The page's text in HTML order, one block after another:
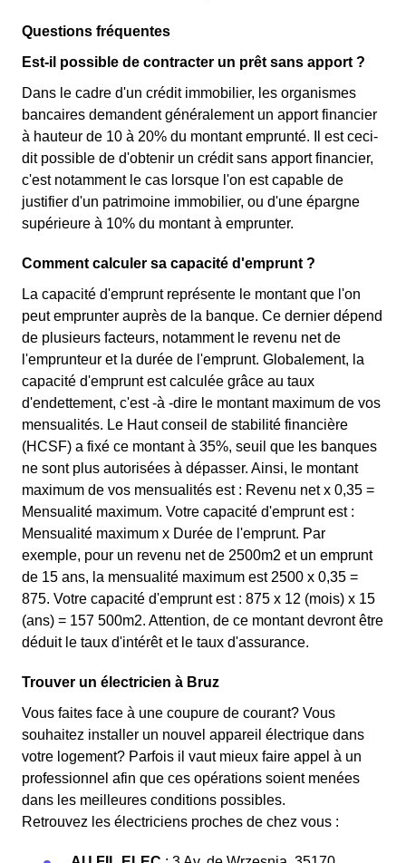
Questions fréquentes
Est-il possible de contracter un prêt sans apport ?
Dans le cadre d'un crédit immobilier, les organismes
bancaires demandent généralement un apport financier
à hauteur de 10 à 20% du montant emprunté. Il est ceci-
dit possible de d'obtenir un crédit sans apport financier,
c'est notamment le cas lorsque l'on est capable de
justifier d'un patrimoine immobilier, ou d'une épargne
supérieure à 10% du montant à emprunter.
Comment calculer sa capacité d'emprunt ?
La capacité d'emprunt représente le montant que l'on
peut emprunter auprès de la banque. Ce dernier dépend
de plusieurs facteurs, notamment le revenu net de
l'emprunteur et la durée de l'emprunt. Globalement, la
capacité d'emprunt est calculée grâce au taux
d'endettement, c'est -à -dire le montant maximum de vos
mensualités. Le Haut conseil de stabilité financière
(HCSF) a fixé ce montant à 35%, seuil que les banques
ne sont plus autorisées à dépasser. Ainsi, le montant
maximum de vos mensualités est : Revenu net x 0,35 =
Mensualité maximum. Votre capacité d'emprunt est :
Mensualité maximum x Durée de l'emprunt. Par
exemple, pour un revenu net de 2500m2 et un emprunt
de 15 ans, la mensualité maximum est 2500 x 0,35 =
875. Votre capacité d'emprunt est : 875 x 12 (mois) x 15
(ans) = 157 500m2. Attention, de ce montant devront être
déduit le taux d'intérêt et le taux d'assurance.
Trouver un électricien à Bruz
Vous faites face à une coupure de courant? Vous
souhaitez installer un nouvel appareil électrique dans
votre logement? Parfois il vaut mieux faire appel à un
professionnel afin que ces opérations soient menées
dans les meilleures conditions possibles.
Retrouvez les électriciens proches de chez vous :